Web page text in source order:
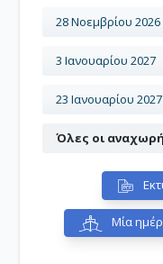
28 Νοεμβρίου 2026
3 Ιανουαρίου 2027
23 Ιανουαρίου 2027
Όλες οι
Μία